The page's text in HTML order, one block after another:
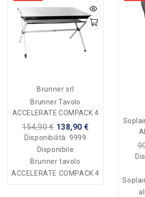
Brunner srl
Brunner Tavolo
ACCELERATE COMPACK 4
154,90 € 138,90 €
Disponibilità:9999
Disponibile
Brunner tavolo
ACCELERATE COMPACK 4